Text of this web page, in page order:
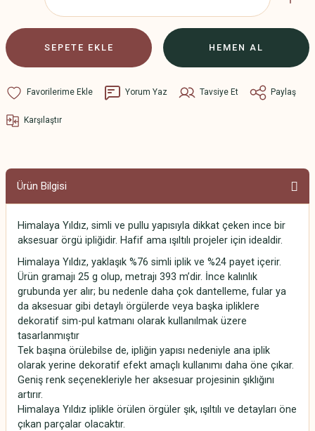
SEPETE EKLE HEMEN AL
Yorum Yaz Tavsiye Et Paylaş
Karşılaştır
Ürün Bilgisi
Himalaya Yıldız, simli ve pullu yapısıyla dikkat çeken ince bir
aksesuar örgü ipliğidir. Hafif ama ışıltılı projeler için idealdir.
Himalaya Yıldız, yaklaşık %76 simli iplik ve %24 payet içerir.
Ürün gramajı 25 g olup, metrajı 393 m’dir. İnce kalınlık
grubunda yer alır; bu nedenle daha çok dantelleme, fular ya
da aksesuar gibi detaylı örgülerde veya başka ipliklere
dekoratif sim-pul katmanı olarak kullanılmak üzere
tasarlanmıştır
Tek başına örülebilse de, ipliğin yapısı nedeniyle ana iplik
olarak yerine dekoratif efekt amaçlı kullanımı daha öne çıkar.
Geniş renk seçenekleriyle her aksesuar projesinin şıklığını
artırır.
Himalaya Yıldız iplikle örülen örgüler şık, ışıltılı ve detayları öne
çıkan parçalar olacaktır.